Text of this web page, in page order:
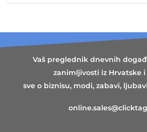
Vaš preglednik dnevnih
zanimljivosti iz Hrvatske i
sve o biznisu, modi, zabavi,